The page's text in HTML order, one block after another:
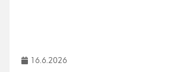
Julkaistu
16.6.2026